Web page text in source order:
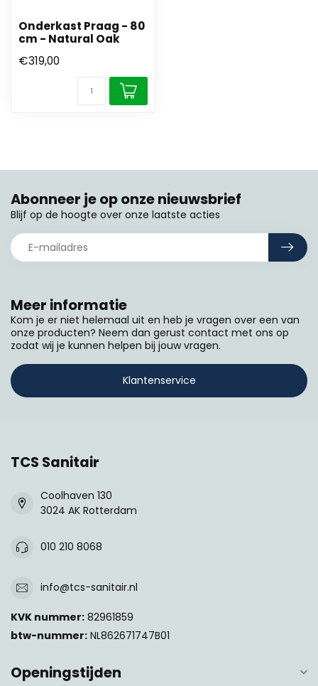
Onderkast Praag - 80
cm - Natural Oak
€319,00
Meer informatie
Kom je er niet helemaal uit en heb je vragen over een van
onze producten? Neem dan gerust contact met ons op
zodat wij je kunnen helpen bij jouw vragen.
Klantenservice
Abonneer je op onze nieuwsbrief
Blijf op de hoogte over onze laatste acties
TCS Sanitair
Coolhaven 130
3024 AK Rotterdam
010 210 8068
info@tcs-sanitair.nl
KVK nummer: 82961859
btw-nummer: NL862671747B01
Openingstijden